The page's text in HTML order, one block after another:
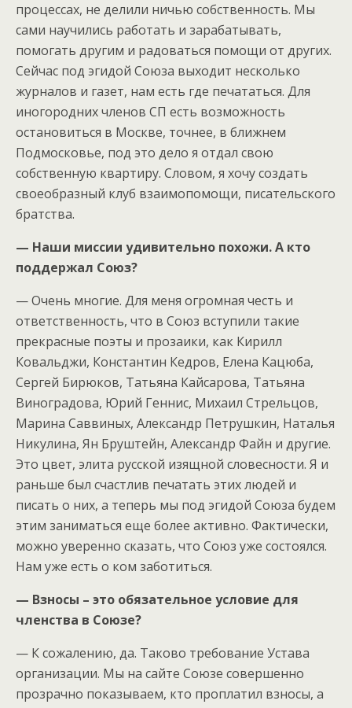
процессах, не делили ничью собственность. Мы
сами научились работать и зарабатывать,
помогать другим и радоваться помощи от других.
Сейчас под эгидой Союза выходит несколько
журналов и газет, нам есть где печататься. Для
иногородних членов СП есть возможность
остановиться в Москве, точнее, в ближнем
Подмосковье, под это дело я отдал свою
собственную квартиру. Словом, я хочу создать
своеобразный клуб взаимопомощи, писательского
братства.
— Наши миссии удивительно похожи. А кто
поддержал Союз?
— Очень многие. Для меня огромная честь и
ответственность, что в Союз вступили такие
прекрасные поэты и прозаики, как Кирилл
Ковальджи, Константин Кедров, Елена Кацюба,
Сергей Бирюков, Татьяна Кайсарова, Татьяна
Виноградова, Юрий Геннис, Михаил Стрельцов,
Марина Саввиных, Александр Петрушкин, Наталья
Никулина, Ян Бруштейн, Александр Файн и другие.
Это цвет, элита русской изящной словесности. Я и
раньше был счастлив печатать этих людей и
писать о них, а теперь мы под эгидой Союза будем
этим заниматься еще более активно. Фактически,
можно уверенно сказать, что Союз уже состоялся.
Нам уже есть о ком заботиться.
— Взносы – это обязательное условие для
членства в Союзе?
— К сожалению, да. Таково требование Устава
организации. Мы на сайте Союзе совершенно
прозрачно показываем, кто проплатил взносы, а